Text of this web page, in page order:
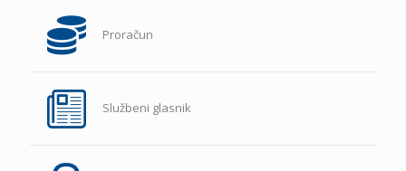
Proračun
Službeni glasnik